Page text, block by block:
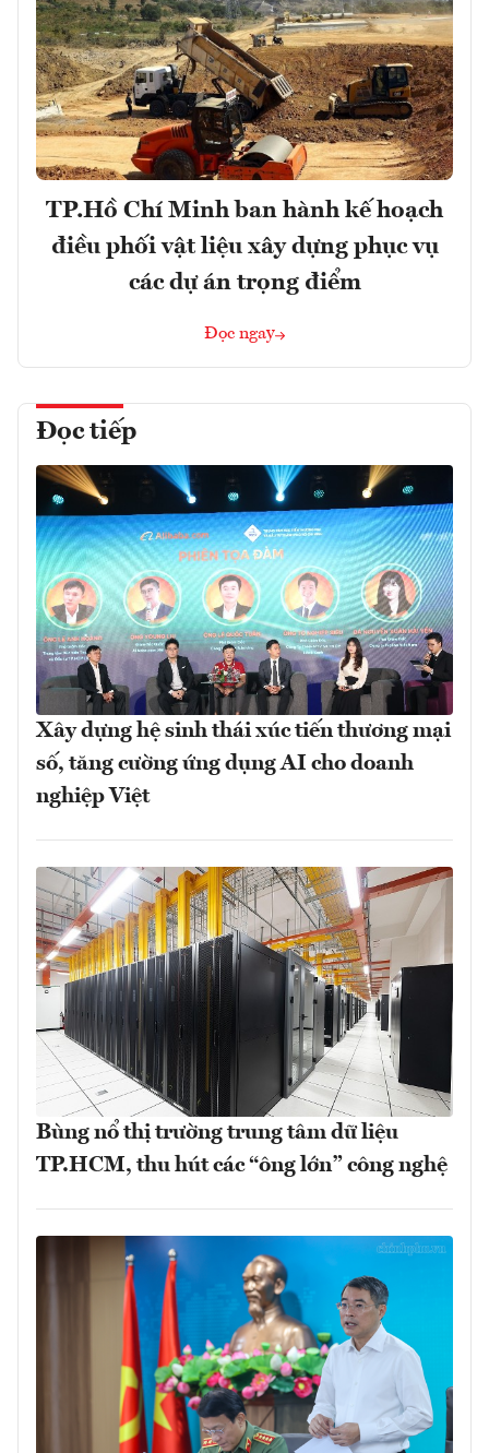
TP.Hồ Chí Minh ban hành kế hoạch
điều phối vật liệu xây dựng phục vụ
các dự án trọng điểm
Đọc ngay
Đọc tiếp
Xây dựng hệ sinh thái xúc tiến thương mại
số, tăng cường ứng dụng AI cho doanh
nghiệp Việt
Bùng nổ thị trường trung tâm dữ liệu
TP.HCM, thu hút các “ông lớn” công nghệ